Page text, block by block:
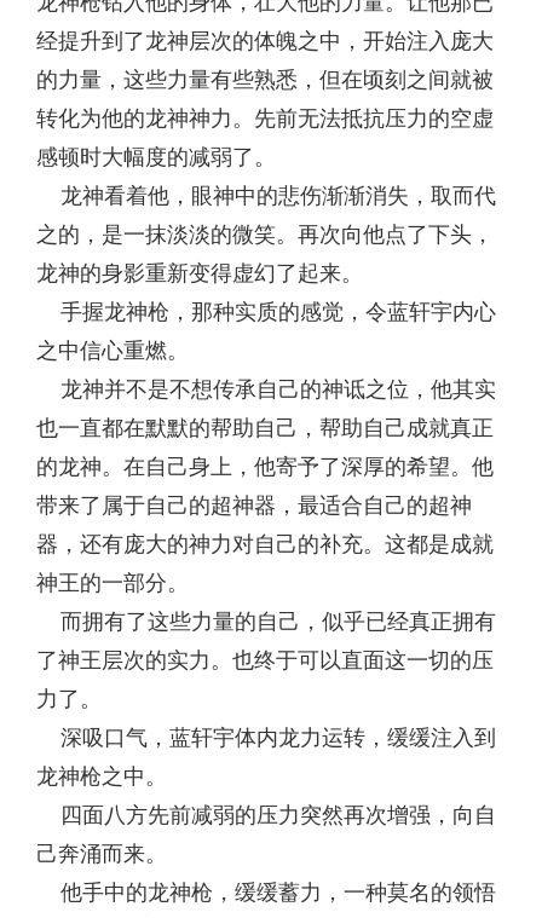
经提升到了龙神层次的体魄之中，开始注入庞大
的力量，这些力量有些熟悉，但在顷刻之间就被
转化为他的龙神神力。先前无法抵抗压力的空虚
感顿时大幅度的减弱了。
龙神看着他，眼神中的悲伤渐渐消失，取而代
之的，是一抹淡淡的微笑。再次向他点了下头，
龙神的身影重新变得虚幻了起来。
手握龙神枪，那种实质的感觉，令蓝轩宇内心
之中信心重燃。
龙神并不是不想传承自己的神诋之位，他其实
也一直都在默默的帮助自己，帮助自己成就真正
的龙神。在自己身上，他寄予了深厚的希望。他
带来了属于自己的超神器，最适合自己的超神
器，还有庞大的神力对自己的补充。这都是成就
神王的一部分。
而拥有了这些力量的自己，似乎已经真正拥有
了神王层次的实力。也终于可以直面这一切的压
力了。
深吸口气，蓝轩宇体内龙力运转，缓缓注入到
龙神枪之中。
四面八方先前减弱的压力突然再次增强，向自
己奔涌而来。
他手中的龙神枪，缓缓蓄力，一种莫名的领悟